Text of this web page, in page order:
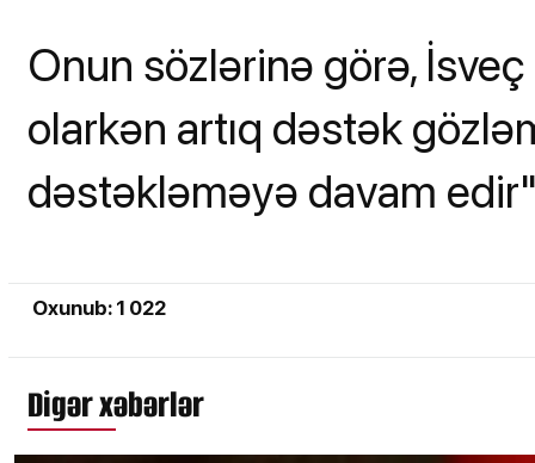
Onun sözlərinə görə,
olarkən artıq dəstək
dəstəkləməyə davam
Oxunub: 1 022
Digər xəbərlər